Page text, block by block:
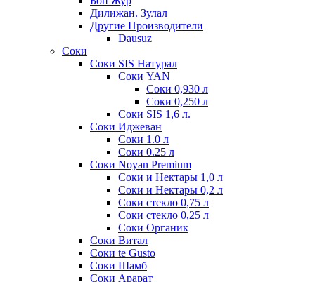
Дилижан. Зулал
Другие Производители
Dausuz
Соки
Соки SIS Натурал
Соки YAN
Соки 0,930 л
Соки 0,250 л
Соки SIS 1,6 л.
Соки Иджеван
Соки 1.0 л
Соки 0.25 л
Соки Noyan Premium
Соки и Нектары 1,0 л
Соки и Нектары 0,2 л
Соки стекло 0,75 л
Соки стекло 0,25 л
Соки Органик
Соки Витал
Соки te Gusto
Соки Шамб
Соки Арарат